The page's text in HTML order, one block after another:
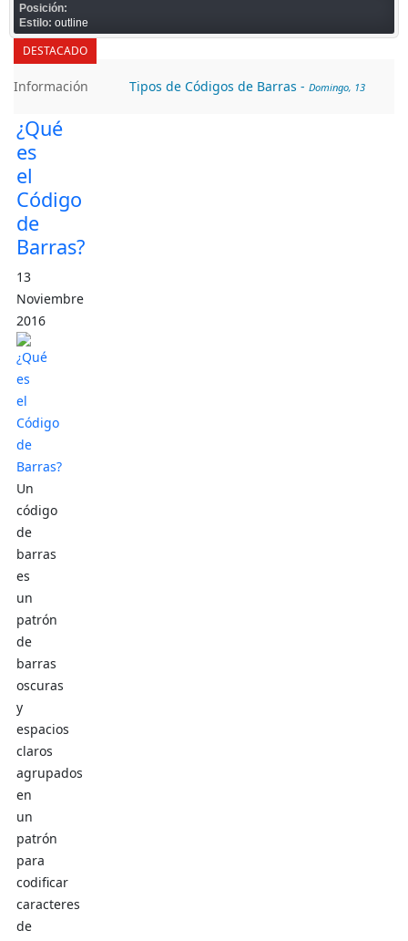
Posición:
Estilo: outline
DESTACADO
Información Tipos de Códigos de Barras - Domingo, 13
¿Qué
es
el
Código
de
Barras?
13
Noviembre
2016
Un
código
de
barras
es
un
patrón
de
barras
oscuras
y
espacios
claros
agrupados
en
un
patrón
para
codificar
caracteres
de